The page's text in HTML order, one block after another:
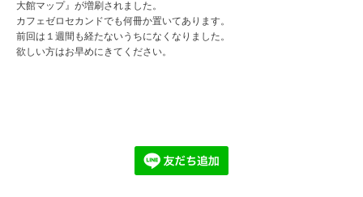
大館マップ』が増刷されました。
カフェゼロセカンドでも何冊か置いてあります。
前回は１週間も経たないうちになくなりました。
欲しい方はお早めにきてください。